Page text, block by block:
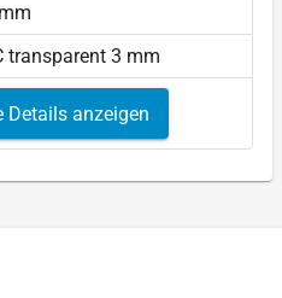
transparent 3 mm
Details anzeigen